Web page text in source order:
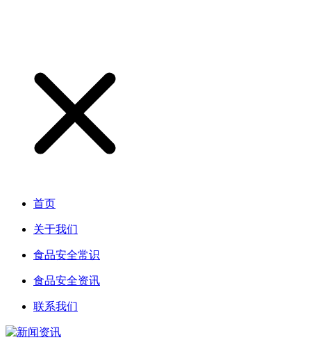
首页
关于我们
食品安全常识
食品安全资讯
联系我们